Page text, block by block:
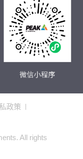
政策
All rights